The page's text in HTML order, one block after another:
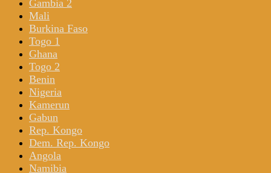
Gambia 2
Mali
Burkina Faso
Togo 1
Ghana
Togo 2
Benin
Nigeria
Kamerun
Gabun
Rep. Kongo
Dem. Rep. Kongo
Angola
Namibia